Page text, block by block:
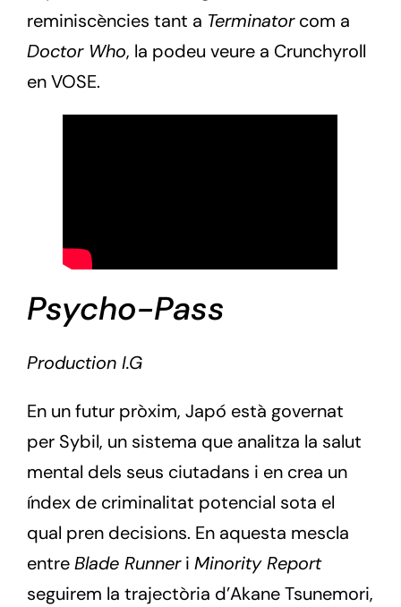
reminiscències tant a Terminatorcom a
Doctor Who, la podeu veure a Crunchyroll
en VOSE.
Psycho-Pass
Production I.G
En un futur pròxim, Japó està governat
per Sybil, un sistema que analitza la salut
mental dels seus ciutadans i en crea un
índex de criminalitat potencial sota el
qual pren decisions. En aquesta mescla
entreBlade RunneriMinority Report
seguirem la trajectòria d’Akane Tsunemori,